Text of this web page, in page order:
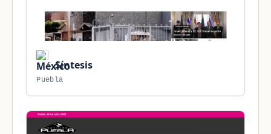
Síntesis
Puebla